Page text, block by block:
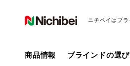
ニチベイはブ
商品情報 ブラインドの選